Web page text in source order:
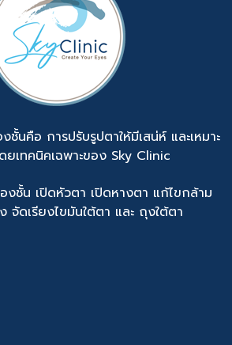
นคือ การปรับรูปตาให้มีเสน่ห์ และเหมาะ
เทคนิคเฉพาะของ Sky Clinic
งชั้น เปิดหัวตา เปิดหางตา แก้ไขกล้าม
จัดเรียงไขมันใต้ตา และ ถุงใต้ตา